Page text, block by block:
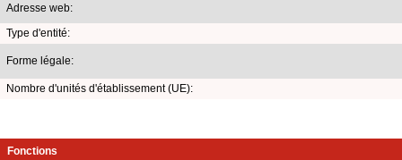
Adresse web:
Type d'entité:
Forme légale:
Nombre d'unités d'établissement (UE):
Fonctions